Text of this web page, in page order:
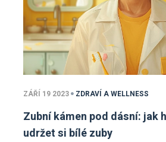
ZÁŘÍ 19 2023 ZDRAVÍ A WELLNESS
Zubní kámen pod dásní: jak
udržet si bílé zuby